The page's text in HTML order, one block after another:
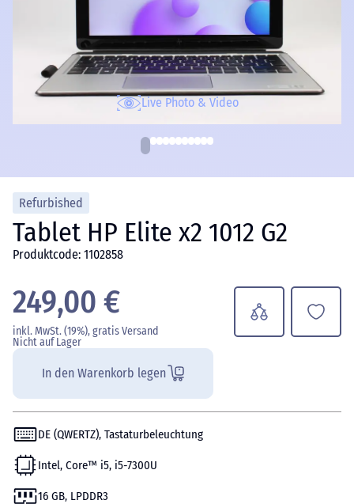
Live Photo & Video
Refurbished
Tablet HP Elite x2 1012 G2
Produktcode: 1102858
249,00 €
inkl. MwSt. (19%), gratis Versand
Nicht auf Lager
In den Warenkorb legen
DE (QWERTZ), Tastaturbeleuchtung
Intel, Core™ i5, i5-7300U
16 GB, LPDDR3